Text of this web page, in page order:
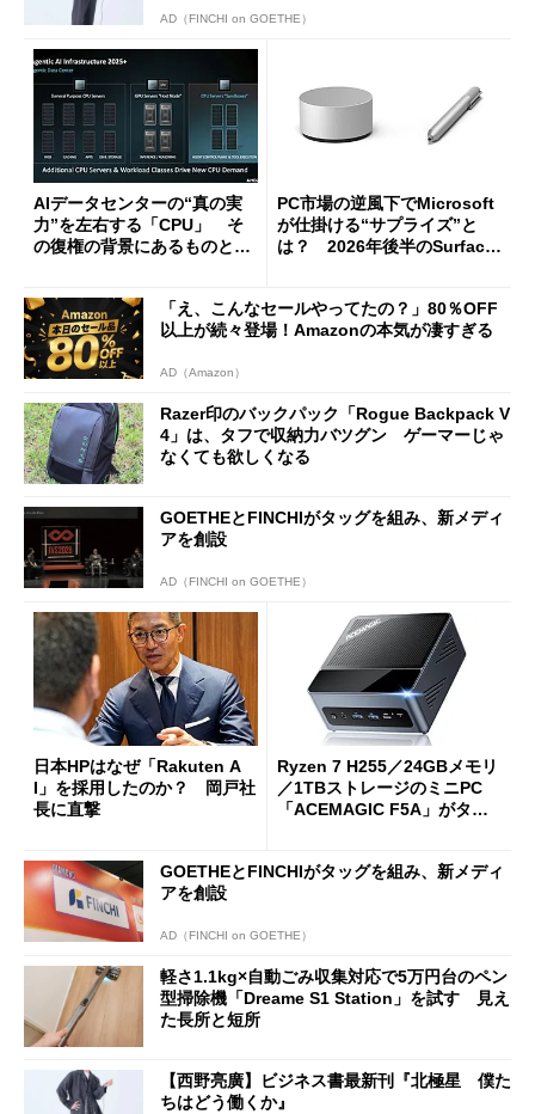
AD（FINCHI on GOETHE）
AIデータセンターの“真の実
力”を左右する「CPU」 そ
の復権の背景にあるものと
PC市場の逆風下でMicrosoft
が仕掛ける“サプライズ”と
は？ 2026年後半のSurface
「え、こんなセールやってたの？」80％OFF
以上が続々登場！Amazonの本気が凄すぎる
AD（Amazon）
Razer印のバックパック「Rogue Backpack V
4」は、タフで収納力バツグン ゲーマーじゃ
なくても欲しくなる
GOETHEとFINCHIがタッグを組み、新メディ
アを創設
AD（FINCHI on GOETHE）
日本HPはなぜ「Rakuten A
I」を採用したのか？ 岡戸社
長に直撃
Ryzen 7 H255／24GBメモリ
／1TBストレージのミニPC
「ACEMAGIC F5A」がタイ
GOETHEとFINCHIがタッグを組み、新メディ
アを創設
AD（FINCHI on GOETHE）
軽さ1.1kg×自動ごみ収集対応で5万円台のペン
型掃除機「Dreame S1 Station」を試す 見え
た長所と短所
【西野亮廣】ビジネス書最新刊『北極星 僕た
ちはどう働くか』